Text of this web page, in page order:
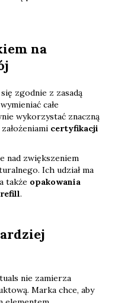
na
zgodnie z zasadą
całe
wykorzystać znaczną
certyfikacji
nad zwiększeniem
Ich udział ma
także opakowania
.
nie zamierza
Marka chce, aby